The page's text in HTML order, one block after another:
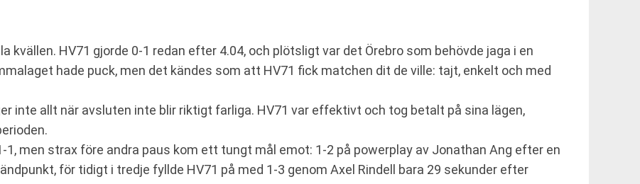
kvällen. HV71 gjorde 0-1 redan efter 4.04, och plötsligt var det Örebro som behövde jaga i en
hade puck, men det kändes som att HV71 fick matchen dit de ville: tajt, enkelt och med
inte allt när avsluten inte blir riktigt farliga. HV71 var effektivt och tog betalt på sina lägen,
1, men strax före andra paus kom ett tungt mål emot: 1-2 på powerplay av Jonathan Ang efter en
för tidigt i tredje fyllde HV71 på med 1-3 genom Axel Rindell bara 29 sekunder efter